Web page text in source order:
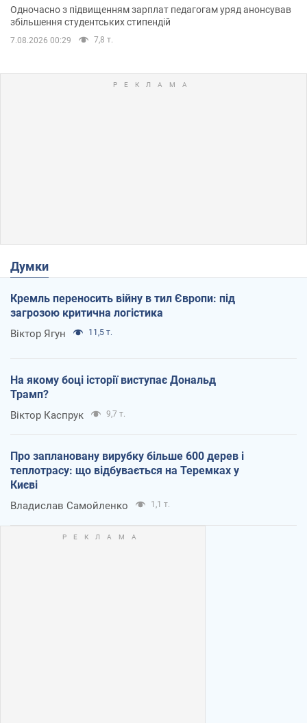
Одночасно з підвищенням зарплат педагогам уряд анонсував
збільшення студентських стипендій
7.08.2026 00:29 7,8 т.
Думки
Кремль переносить війну в тил Європи: під
загрозою критична логістика
Віктор Ягун 11,5 т.
На якому боці історії виступає Дональд
Трамп?
Віктор Каспрук 9,7 т.
Про заплановану вирубку більше 600 дерев і
теплотрасу: що відбувається на Теремках у
Києві
Владислав Самойленко 1,1 т.